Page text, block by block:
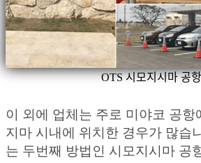
OTS 시모지시마
이 외에 업체는 주로 미야코 공항
지마 시내에 위치한 경우가 많습
는 두번째 방법인 시모지시마 공